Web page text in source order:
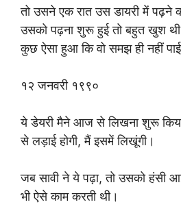
तो उसने एक रात उस डायरी में पढ़ने
उसको पढ़ना शुरू हुई तो बहुत खुश
कुछ ऐसा हुआ कि वो समझ ही नहीं
१२ जनवरी १९९०
ये डेयरी मैने आज से लिखना शुरू
से लड़ाई होगी, मैं इसमें लिखूंगी।
जब सावी ने ये पढ़ा, तो उसको हंसी
भी ऐसे काम करती थी।